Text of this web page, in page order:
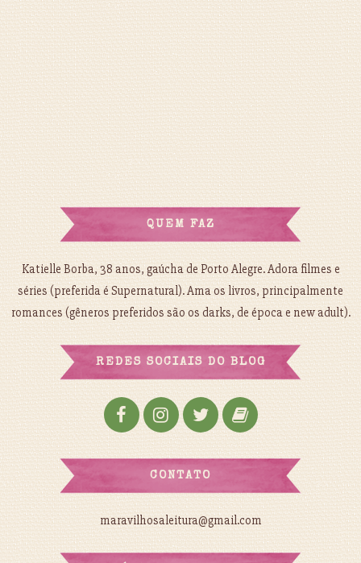
QUEM FAZ
Katielle Borba, 38 anos, gaúcha de Porto Alegre. Adora filmes e
séries (preferida é Supernatural). Ama os livros, principalmente
romances (gêneros preferidos são os darks, de época e new adult).
REDES SOCIAIS DO BLOG
CONTATO
maravilhosaleitura@gmail.com